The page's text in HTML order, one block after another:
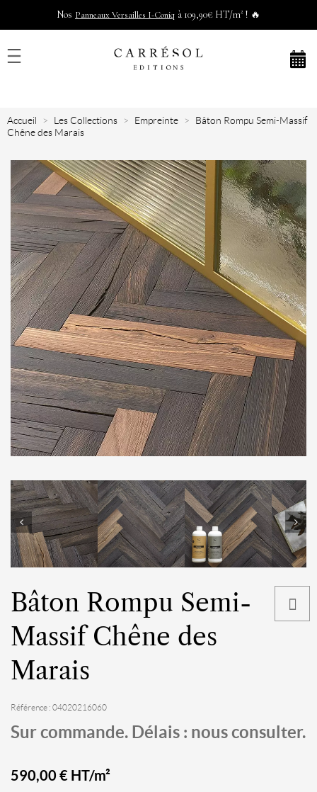
Nos Panneaux Versailles I-Coniq à 109,90€ HT/m² ! 🔥
Accueil Les Collections Empreinte
Bâton Rompu Semi-Massif
Chêne des Marais
Bâton Rompu Semi-
Massif Chêne des
Marais
Référence : 04020216060
Sur commande. Délais : nous consulter.
590,00 € HT/m²